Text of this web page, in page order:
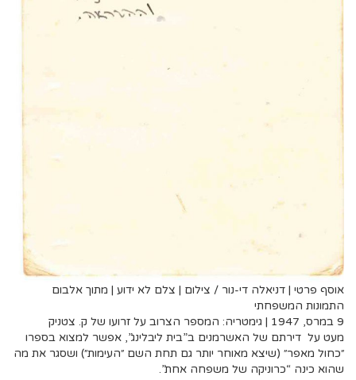
אוסף פרטי | דניאלה די-נור / צילום | צלם לא ידוע | מתוך אלבום
התמונות המשפחתי
9 במרס, 1947 | גימטריה: המספר הצרוב על זרועו של ק. צטניק
מעט על דירתם של האשרמנים ב”בית ליבלינג”, אפשר למצוא בספרו
״כחול מאפר״ (שיצא מאוחר יותר גם תחת השם ״העימות״) ושסגר את מה
שהוא כינה “כרוניקה של משפחה אחת”.